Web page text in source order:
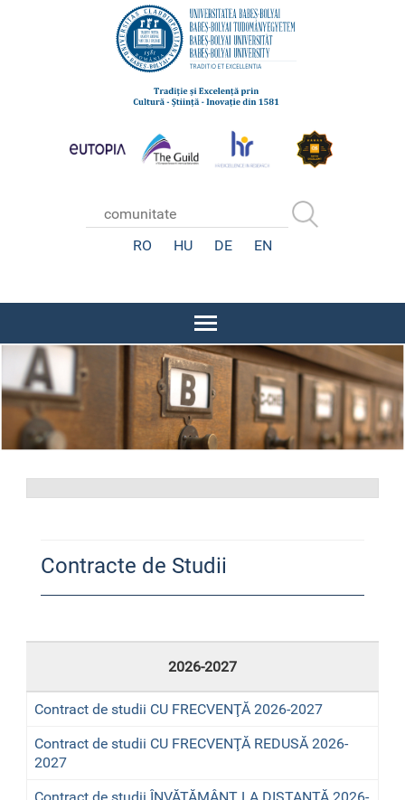
RO HU DE EN
Contracte de Studii
2026-2027
Contract de studii CU FRECVENŢĂ 2026-2027
Contract de studii CU FRECVENŢĂ REDUSĂ 2026-
2027